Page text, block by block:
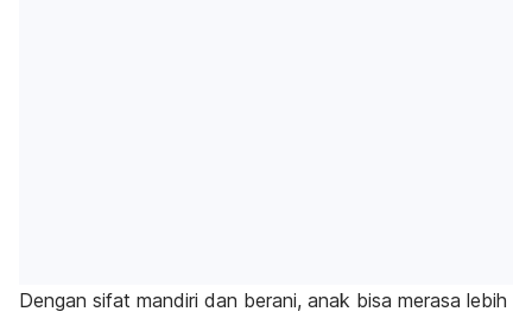
Dengan sifat mandiri dan berani, anak bisa merasa lebih